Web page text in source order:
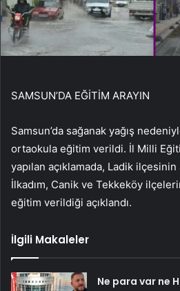
SAMSUN’DA EĞİTİM ARAYIN
Samsun’da sağanak yağış
ortaokula eğitim verildi. İl Milli
yapılan açıklamada, Ladik ilçesinin
İlkadım, Canik ve Tekkeköy
eğitim verildiği açıklandı.
İlgili Makaleler
Ne para var ne